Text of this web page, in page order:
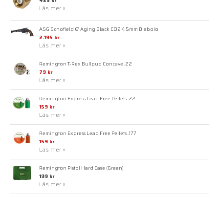
Läs mer »
ASG Schofield 6" Aging Black CO2 4,5mm Diabolo
2.195 kr
Läs mer »
Remington T-Rex Bullpup Concave .22
79 kr
Läs mer »
Remington Express Lead Free Pellets .22
159 kr
Läs mer »
Remington Express Lead Free Pellets .177
159 kr
Läs mer »
Remington Pistol Hard Case (Green)
199 kr
Läs mer »